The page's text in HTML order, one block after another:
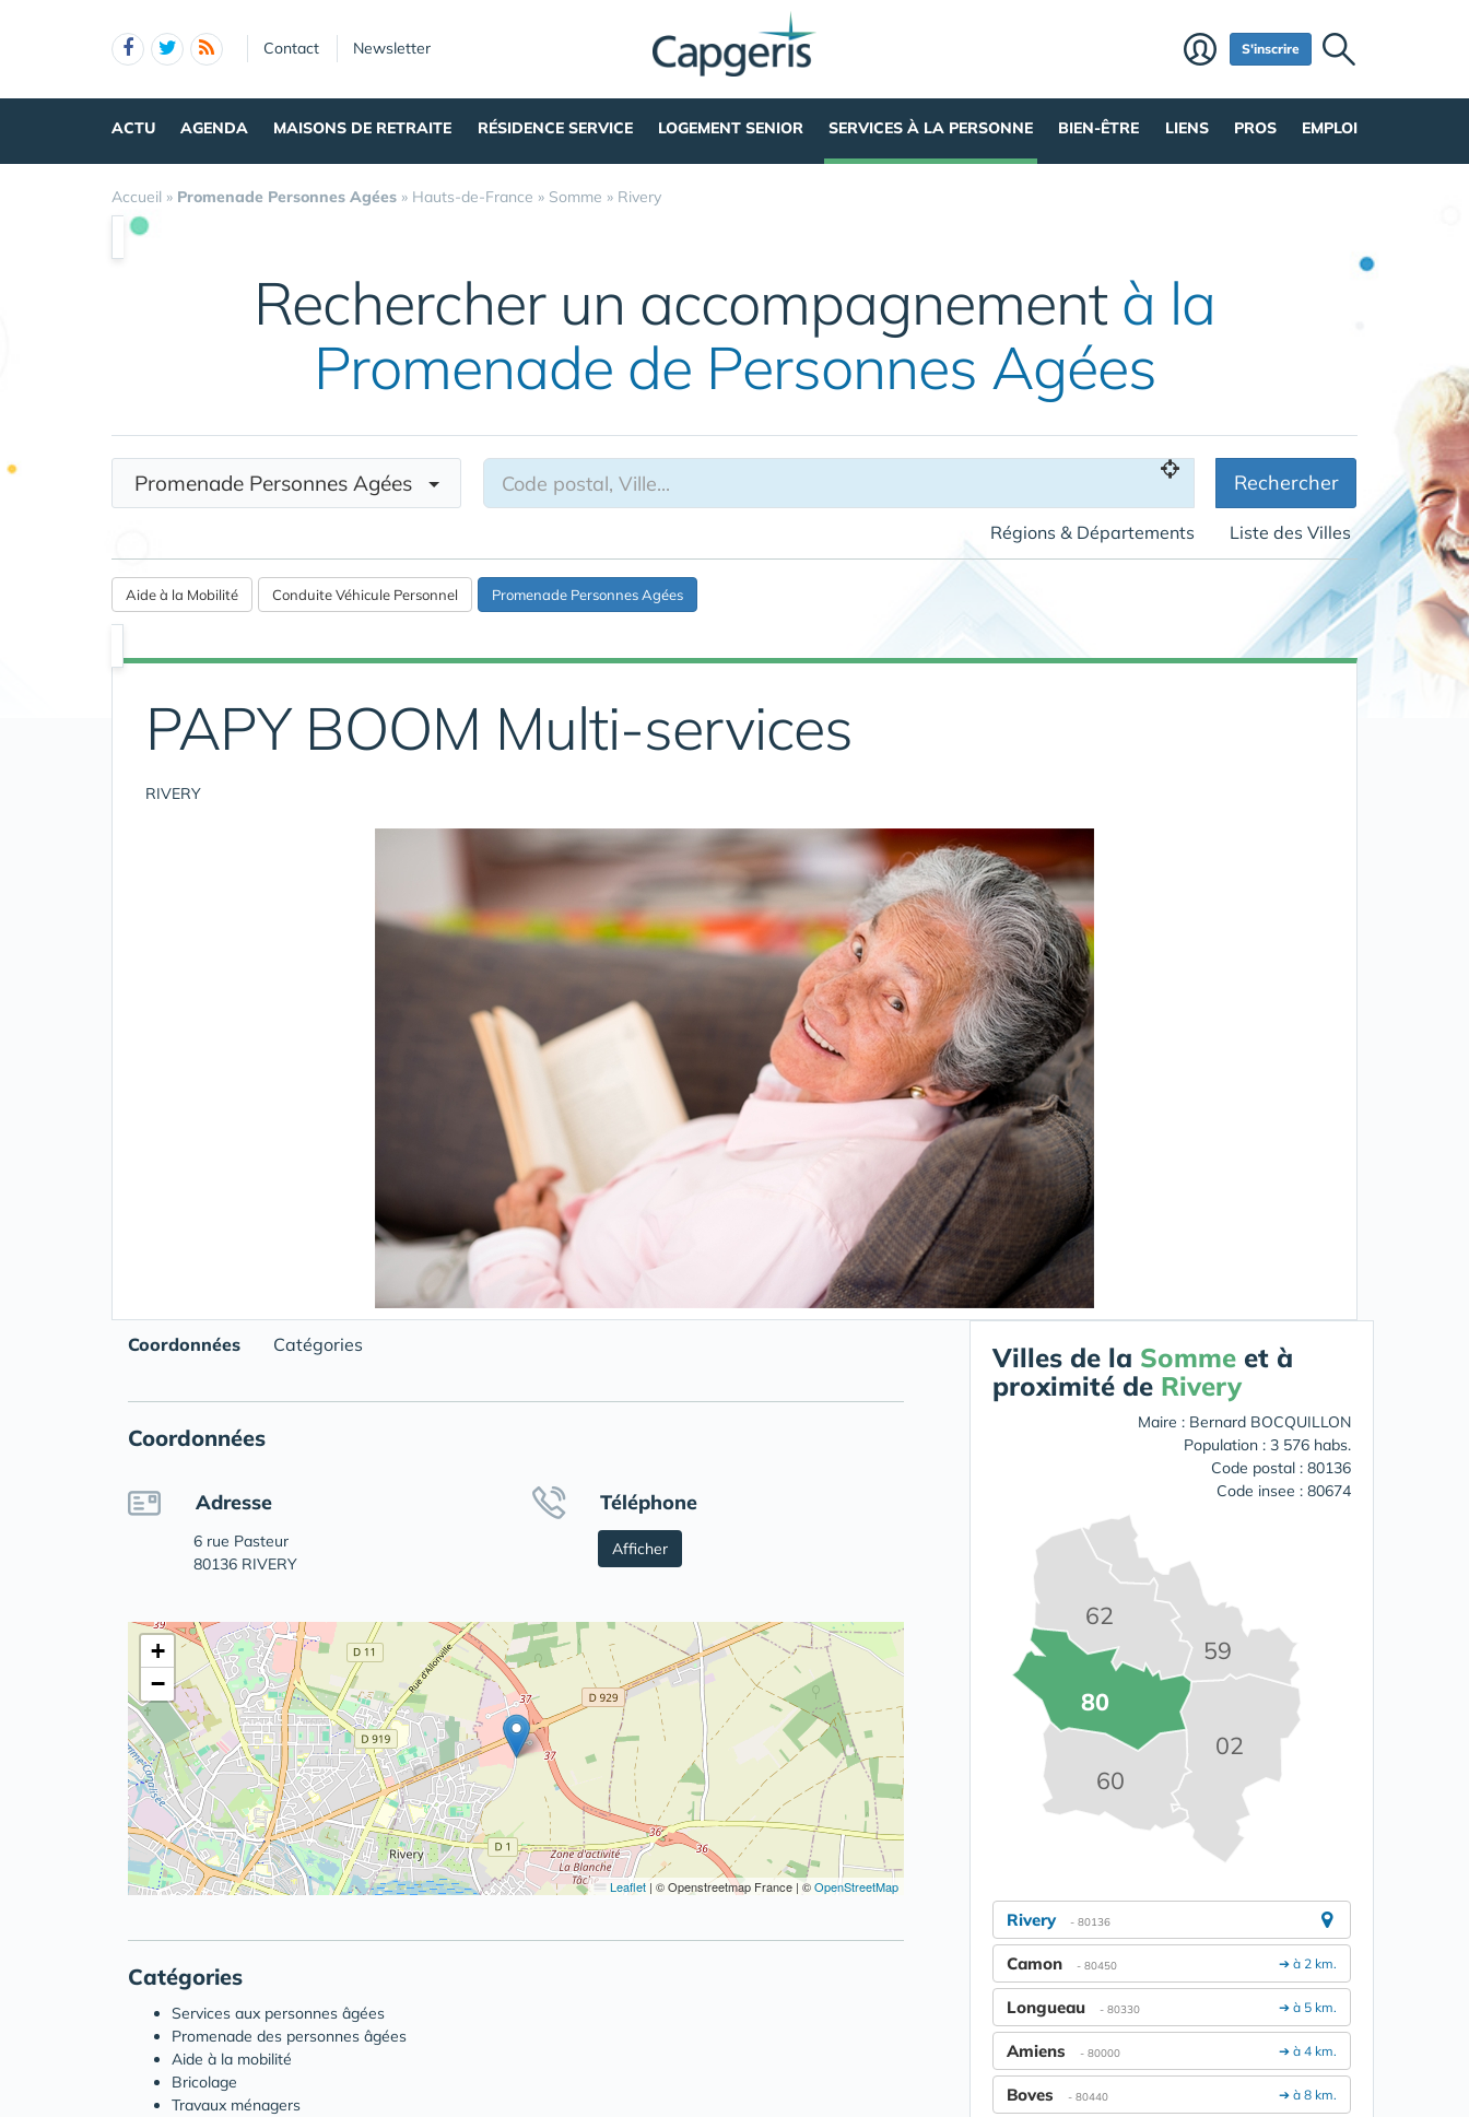
Contact Newsletter S'inscrire
ACTU AGENDA MAISONS DE RETRAITE RÉSIDENCE SERVICE LOGEMENT SENIOR SERVICES À LA PERSONNE BIEN-ÊTRE LIENS PROS EMPLOI
Accueil » Promenade Personnes Agées » Hauts-de-France » Somme » Rivery
Rechercher un accompagnement à la
Promenade de Personnes Agées
Promenade Personnes Agées Rechercher
Régions & Départements Liste des Villes
Aide à la Mobilité Conduite Véhicule Personnel Promenade Personnes Agées
PAPY BOOM Multi-services
RIVERY
Coordonnées Catégories
Coordonnées
Adresse
6 rue Pasteur
80136 RIVERY
Téléphone
Afficher
+
−
Leaflet | © Openstreetmap France | ©OpenStreetMap
Catégories
Services aux personnes âgées
Promenade des personnes âgées
Aide à la mobilité
Bricolage
Travaux ménagers
Villes de la Somme et à
proximité de Rivery
Maire : Bernard BOCQUILLON
Population : 3 576 habs.
Code postal : 80136
Code insee : 80674
02
59
60
62
80
Rivery - 80136
➔ à 2 km.
Camon - 80450
➔ à 5 km.
Longueau - 80330
➔ à 4 km.
Amiens - 80000
➔ à 8 km.
Boves - 80440